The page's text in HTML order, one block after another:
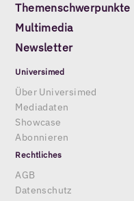
Themenschwerpunkte
Multimedia
Newsletter
Universimed
Über Universimed
Mediadaten
Showcase
Abonnieren
Rechtliches
AGB
Datenschutz